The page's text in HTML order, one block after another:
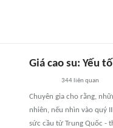
Giá cao su: Yếu
344 liên quan
Chuyên gia cho rằng,
nhiên, nếu nhìn vào quý
sức cầu từ Trung Quốc -